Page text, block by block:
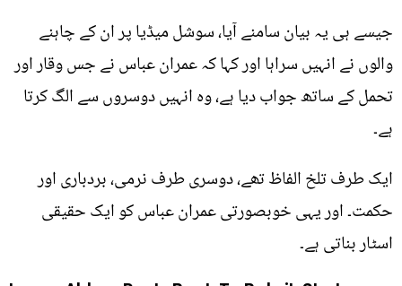
جیسے ہی یہ بیان سامنے آیا، سوشل میڈیا پر ان کے چاہنے
والوں نے انہیں سراہا اور کہا کہ عمران عباس نے جس وقار اور
تحمل کے ساتھ جواب دیا ہے، وہ انہیں دوسروں سے الگ کرتا
ہے۔
ایک طرف تلخ الفاظ تھے، دوسری طرف نرمی، بردباری اور
حکمت۔ اور یہی خوبصورتی عمران عباس کو ایک حقیقی
اسٹار بناتی ہے۔